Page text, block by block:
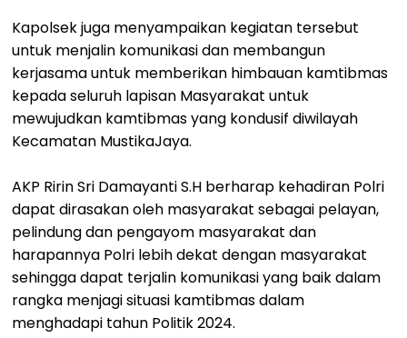
Kapolsek juga menyampaikan kegiatan tersebut
untuk menjalin komunikasi dan membangun
kerjasama untuk memberikan himbauan kamtibmas
kepada seluruh lapisan Masyarakat untuk
mewujudkan kamtibmas yang kondusif diwilayah
Kecamatan MustikaJaya.
AKP Ririn Sri Damayanti S.H berharap kehadiran Polri
dapat dirasakan oleh masyarakat sebagai pelayan,
pelindung dan pengayom masyarakat dan
harapannya Polri lebih dekat dengan masyarakat
sehingga dapat terjalin komunikasi yang baik dalam
rangka menjagi situasi kamtibmas dalam
menghadapi tahun Politik 2024.